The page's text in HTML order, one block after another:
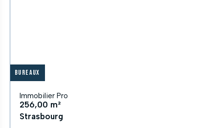
Bureaux
Immobilier Pro
256,00 m²
Strasbourg